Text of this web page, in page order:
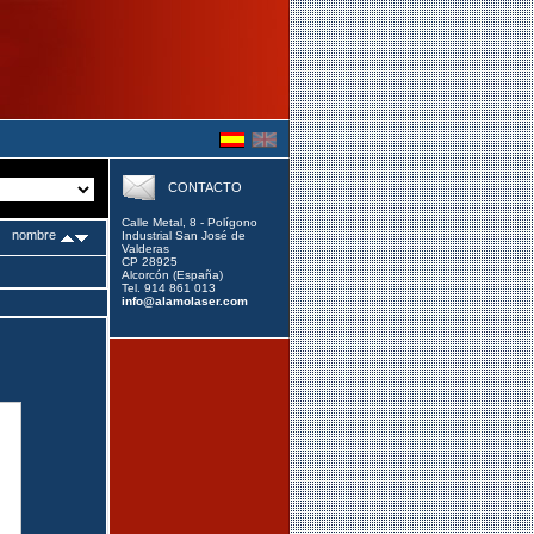
nombre
CONTACTO
Calle Metal, 8 - Polígono
Industrial San José de
Valderas
CP 28925
Alcorcón (España)
Tel. 914 861 013
info@alamolaser.com